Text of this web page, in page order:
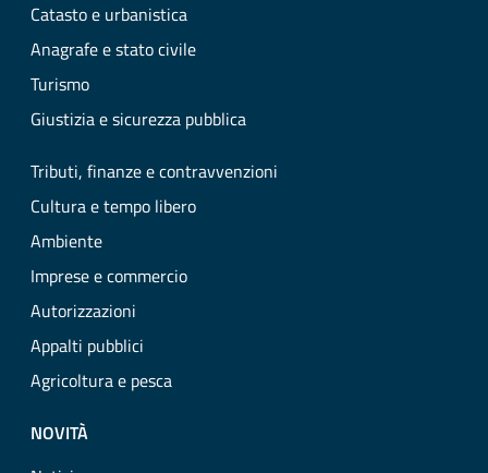
Catasto e urbanistica
Anagrafe e stato civile
Turismo
Giustizia e sicurezza pubblica
Tributi, finanze e contravvenzioni
Cultura e tempo libero
Ambiente
Imprese e commercio
Autorizzazioni
Appalti pubblici
Agricoltura e pesca
NOVITÀ